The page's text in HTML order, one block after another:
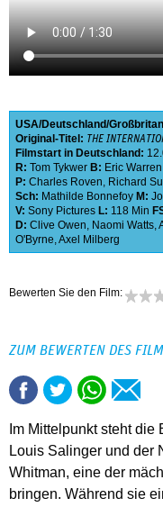
USA Deutschland
Original-Titel: THE
Filmstart in Deutschland:
R: Tom Tykwer B: Eric
P: Charles Roven, Richard
Sch: Mathilde Bonnefoy M:
V: Sony Pictures L: 118 Min
D: Clive Owen, Naomi Watts,
O'Byrne,Axel Milberg
Bewerten Sie den Film:
ZUM BEWERTEN DES
Im Mittelpunkt steht
Louis Salinger und der
Whitman, eine der
bringen. Während sie